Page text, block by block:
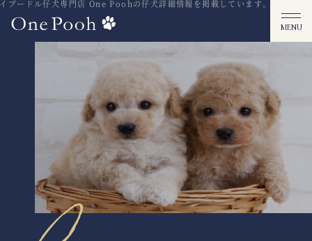
ードル仔犬専門店 One Poohの仔犬詳細情報を掲載しています。茨城県坂東